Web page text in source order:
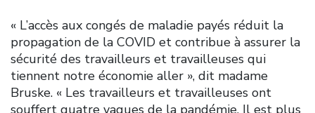
« L’accès aux congés de maladie payés réduit la
propagation de la COVID et contribue à assurer la
sécurité des travailleurs et travailleuses qui
tiennent notre économie aller », dit madame
Bruske. « Les travailleurs et travailleuses ont
souffert quatre vagues de la pandémie. Il est plus